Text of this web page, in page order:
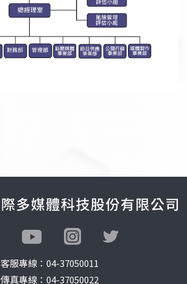
客服專線： 04-37050011
傳真專線：04-37050022